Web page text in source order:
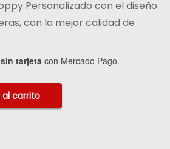
Personalizado con el diseño
con la mejor calidad de
tarjeta con Mercado Pago.
al carrito